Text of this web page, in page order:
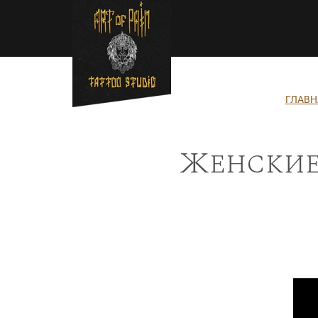
Перейти к основному содержанию
Строка навигации